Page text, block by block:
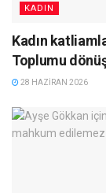
KADIN
Kadın
Toplumu
28 HAZIRAN 2026